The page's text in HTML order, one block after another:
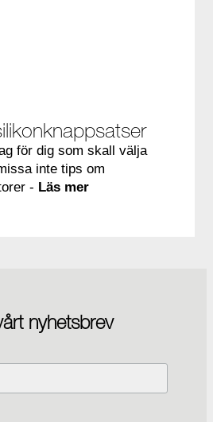
för dig som skall välja
inte tips om
- Läs mer
nyhetsbrev